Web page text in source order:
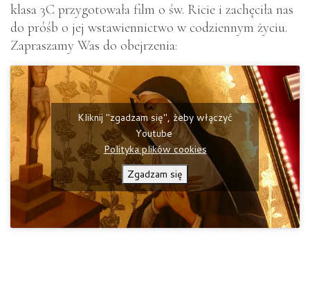
klasa 3C przygotowała film o św. Ricie i zachęciła nas
do próśb o jej wstawiennictwo w codziennym życiu.
Zapraszamy Was do obejrzenia:
Kliknij "zgadzam się", żeby włączyć
Youtube
Polityka plików cookies
Zgadzam się